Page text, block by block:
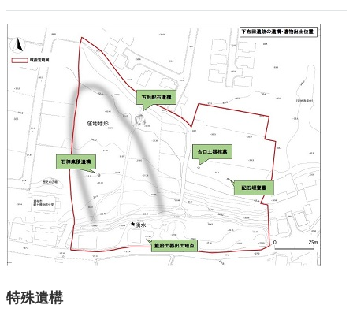
特殊遺構